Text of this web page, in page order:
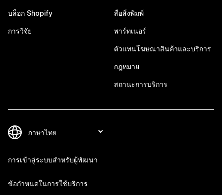
บล็อก Shopify
การวิจัย
สื่อสิ่งพิมพ์
พาร์ทเนอร์
ตัวแทนโฆษณาสินค้าและบริการ
กฎหมาย
สถานะการบริการ
การเข้าสู่ระบบสำหรับผู้พัฒนา
ข้อกำหนดในการใช้บริการ